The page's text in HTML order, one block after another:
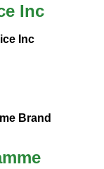
Inc
Inc
Brand